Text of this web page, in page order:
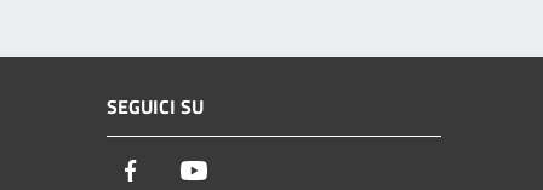
SEGUICI SU
Facebook